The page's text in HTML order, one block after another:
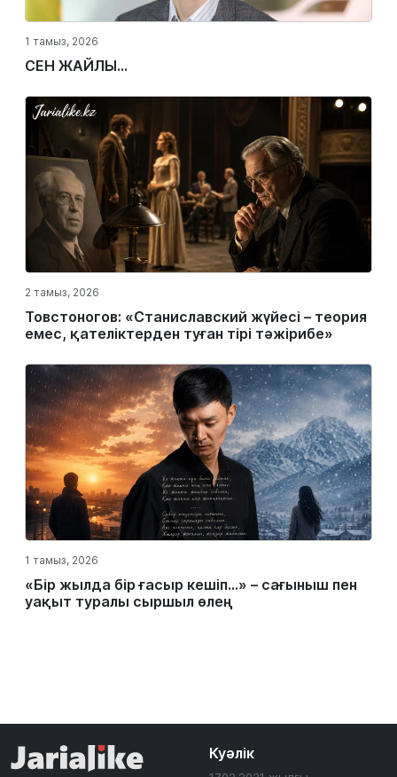
1 тамыз, 2026
СЕН ЖАЙЛЫ...
2 тамыз, 2026
Товстоногов: «Станиславский жүйесі – теория
емес, қателіктерден туған тірі тәжірибе»
1 тамыз, 2026
«Бір жылда бір ғасыр кешіп…» – сағыныш пен
уақыт туралы сыршыл өлең
Куәлік